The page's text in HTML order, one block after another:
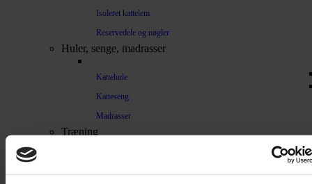
Isoleret kattelem
Reservedele og nøgler
Huler, senge, madrasser
Kattehule
Katteseng
Madrasser
Træning